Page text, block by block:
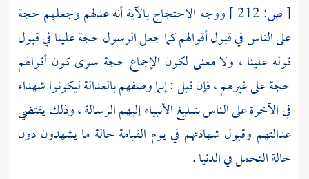
[ص:
ووجه الاحتجاج بالآية أنه عدلهم وجعلهم حجة
على الناس في قبول أقوالهم كما جعل الرسول حجة علينا في قبول
قوله علينا ، ولا معنى لكون الإجماع حجة سوى كون أقوالهم
حجة على غيرهم ، فإن قيل : إنما وصفهم بالعدالة ليكونوا شهداء
في الآخرة على الناس بتبليغ الأنبياء إليهم الرسالة ، وذلك يقتضي
عدالتهم وقبول شهادتهم في يوم القيامة حالة ما يشهدون دون
حالة التحمل في الدنيا .